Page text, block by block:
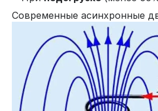
Современные асинхронные